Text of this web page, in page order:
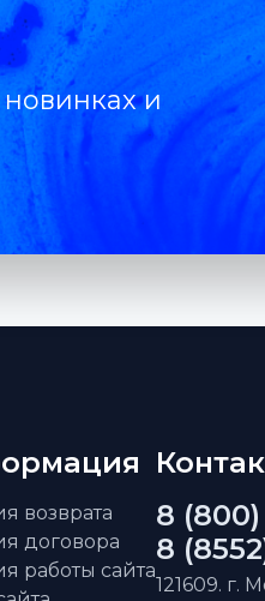
и
возврата
договора
работы сайта
8
8
121609. г.